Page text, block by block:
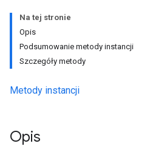
Na tej stronie
Opis
Podsumowanie metody instancji
Szczegóły metody
Metody instancji
Opis